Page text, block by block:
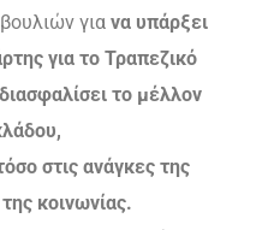
για να υπάρξει
για το Τραπεζικό
το μέλλον
στις ανάγκες της
κοινωνίας.